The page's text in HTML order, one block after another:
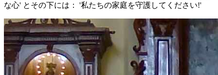
な心' とその下には： '私たちの家庭を守護してください!'